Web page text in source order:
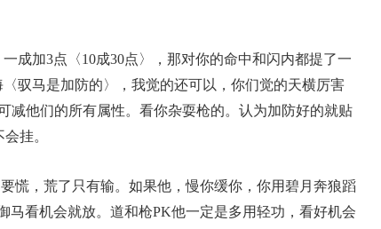
加3点〈10成30点〉，那对你的命中和闪内都提了一
驭马是加防的〉，我觉的还可以，你们觉的天横厉害
减他们的所有属性。看你杂耍枪的。认为加防好的就贴
挂。
，荒了只有输。如果他，慢你缓你，你用碧月奔狼蹈
马看机会就放。道和枪PK他一定是多用轻功，看好机会